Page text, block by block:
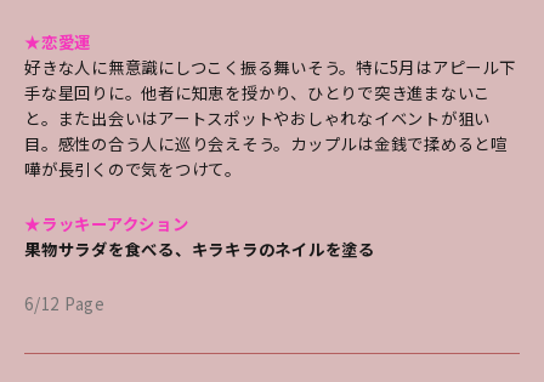
★恋愛運
好きな人に無意識にしつこく振る舞いそう。特に5月はアピール下
手な星回りに。他者に知恵を授かり、ひとりで突き進まないこ
と。また出会いはアートスポットやおしゃれなイベントが狙い
目。感性の合う人に巡り会えそう。カップルは金銭で揉めると喧
嘩が長引くので気をつけて。
★ラッキーアクション
果物サラダを食べる、キラキラのネイルを塗る
6/12 Page